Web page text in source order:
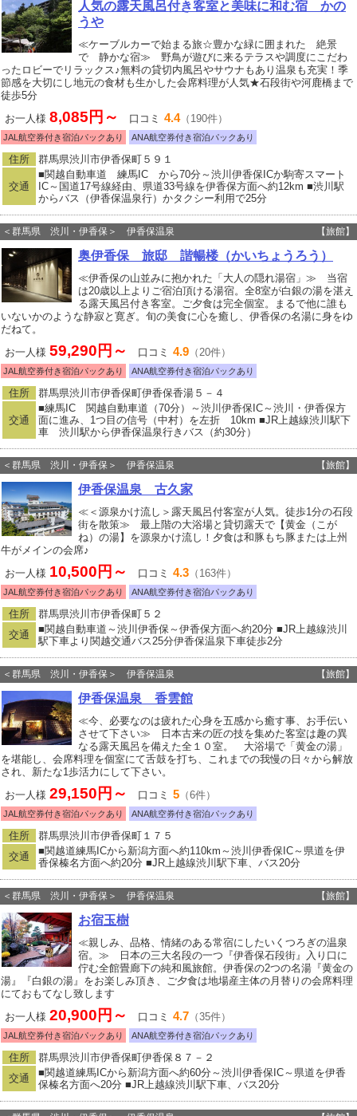
人気の露天風呂付き客室と美味に和む宿 かの
うや
≪ケーブルカーで始まる旅☆豊かな緑に囲まれた 絶景
で 静かな宿≫ 野鳥が遊びに来るテラスや調度にこだわ
ったロビーでリラックス♪無料の貸切内風呂やサウナもあり温泉も充実！季
節感を大切にし地元の食材も生かした会席料理が人気★石段街や河鹿橋まで
徒歩5分
お一人様 8,085円～ 口コミ 4.4（190件）
JAL航空券付き宿泊パックあり ANA航空券付き宿泊パックあり
住所 群馬県渋川市伊香保町５９１
交通
■関越自動車道 練馬IC から70分～渋川伊香保ICか駒寄スマート
IC～国道17号線経由、県道33号線を伊香保方面へ約12km ■渋川駅
からバス（伊香保温泉行）かタクシー利用で25分
＜群馬県 渋川・伊香保＞ 伊香保温泉 【旅館】
奥伊香保 旅邸 諧暢楼（かいちょうろう）
≪伊香保の山並みに抱かれた「大人の隠れ湯宿」≫ 当宿
は20歳以上よりご宿泊頂ける湯宿。全8室が白銀の湯を湛え
る露天風呂付き客室。ご夕食は完全個室。まるで他に誰も
いないかのような静寂と寛ぎ。旬の美食に心を癒し、伊香保の名湯に身をゆ
だねて。
お一人様 59,290円～ 口コミ 4.9 （20件）
JAL航空券付き宿泊パックあり ANA航空券付き宿泊パックあり
住所 群馬県渋川市伊香保町伊香保香湯５－４
交通
■練馬IC 関越自動車道（70分）～渋川伊香保IC～渋川・伊香保方
面に進み、1つ目の信号（中村）を左折 10km ■JR上越線渋川駅下
車 渋川駅から伊香保温泉行きバス（約30分）
＜群馬県 渋川・伊香保＞ 伊香保温泉 【旅館】
伊香保温泉 古久家
≪＜源泉かけ流し＞露天風呂付客室が人気。徒歩1分の石段
街を散策≫ 最上階の大浴場と貸切露天で【黄金（こが
ね）の湯】を源泉かけ流し！夕食は和豚もち豚または上州
牛がメインの会席♪
お一人様 10,500円～ 口コミ 4.3 （163件）
JAL航空券付き宿泊パックあり ANA航空券付き宿泊パックあり
住所
群馬県渋川市伊香保町５２
交通
■関越自動車道～渋川伊香保～伊香保方面へ約20分 ■JR上越線渋川
駅下車より関越交通バス25分伊香保温泉下車徒歩2分
＜群馬県 渋川・伊香保＞ 伊香保温泉 【旅館】
伊香保温泉 香雲館
≪今、必要なのは疲れた心身を五感から癒す事、お手伝い
させて下さい≫ 日本古来の匠の技を集めた客室は趣の異
なる露天風呂を備えた全１０室。 大浴場で「黄金の湯」
を堪能し、会席料理を個室にて舌鼓を打ち、これまでの我慢の日々から解放
され、新たな1歩活力にして下さい。
お一人様 29,150円～ 口コミ 5 （6件）
JAL航空券付き宿泊パックあり ANA航空券付き宿泊パックあり
住所
群馬県渋川市伊香保町１７５
交通
■関越道練馬ICから新潟方面へ約110km～渋川伊香保IC～県道を伊
香保榛名方面へ約20分 ■JR上越線渋川駅下車、バス20分
＜群馬県 渋川・伊香保＞ 伊香保温泉 【旅館】
お宿玉樹
≪親しみ、品格、情緒のある常宿にしたいくつろぎの温泉
宿。≫ 日本の三大名段の一つ『伊香保石段街』入り口に
佇む全館畳廊下の純和風旅館。伊香保の2つの名湯『黄金の
湯』『白銀の湯』をお楽しみ頂き、ご夕食は地場産主体の月替りの会席料理
にておもてなし致します
お一人様 20,900円～ 口コミ 4.7 （35件）
JAL航空券付き宿泊パックあり ANA航空券付き宿泊パックあり
住所
群馬県渋川市伊香保町伊香保８７－２
交通
■関越道練馬ICから新潟方面へ約60分～渋川伊香保IC～県道を伊香
保榛名方面へ20分 ■JR上越線渋川駅下車、バス20分